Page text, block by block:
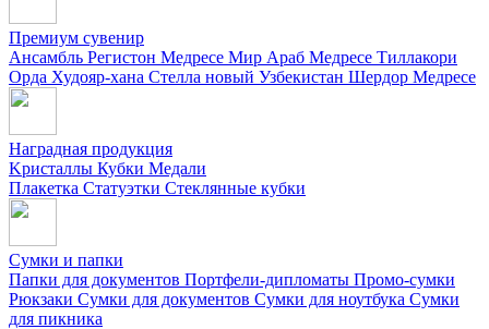
Премиум сувенир
Ансамбль Регистон Медресе Мир Араб Медресе Тиллакори
Орда Худояр-хана Стелла новый Узбекистан Шердор Медресе
Наградная продукция
Kристаллы Кубки Медали
Плакетка Статуэтки Стеклянные кубки
Сумки и папки
Папки для документов Портфели-дипломаты Промо-сумки
Рюкзаки Сумки для документов Сумки для ноутбука Сумки
для пикника